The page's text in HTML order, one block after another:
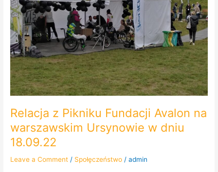
Relacja z Pikniku Fundacji Avalon na
warszawskim Ursynowie w dniu
18.09.22
Leave a Comment / Społęczeństwo /admin
na
warszawskim
Ursynowie
w
dniu
18.09.22